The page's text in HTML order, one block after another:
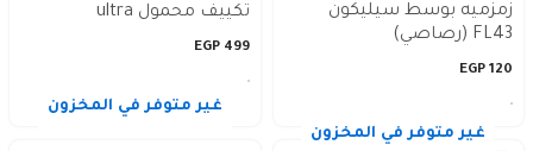
زمزميه بوسط سيليكون
FL43 (رصاصي)
120
EGP
تكييف محمول ultra
499
EGP
غير متوفر في المخزون
غير متوفر في المخزون